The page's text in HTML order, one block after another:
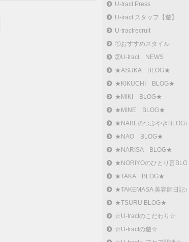
U-tract Press
U-tract スタッフ【遊】
U-tractrecruit
①おすすめスタイル
②U-tract NEWS
★ASUKA BLOG★
★KIKUCHI BLOG★
★MIKI BLOG★
★MINE BLOG★
★NABEのつぶやきBLOG★
★NAO BLOG★
★NARISA BLOG★
★NORIYOのひとり言BLOG
★TAKA BLOG★
★TAKEMASA 美容師日記★
★TSURU BLOG★
☆U-tractのこだわり☆
☆U-tractの遊☆